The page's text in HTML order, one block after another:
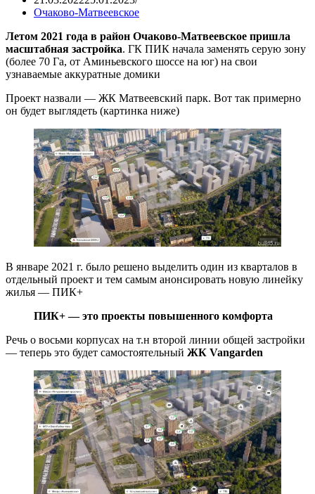
Очаково-Матвеевское
Летом 2021 года в район Очаково-Матвеевское пришла
масштабная застройка. ГК ПИК начала заменять серую зону
(более 70 Га, от Аминьевского шоссе на юг) на свои
узнаваемые аккуратные домики
Проект назвали — ЖК Матвеевский парк. Вот так примерно
он будет выглядеть (картинка ниже)
В январе 2021 г. было решено выделить один из кварталов в
отдельный проект и тем самым анонсировать новую линейку
жилья — ПИК+
ПИК+ — это проекты повышенного комфорта
Речь о восьми корпусах на т.н второй линии общей застройки
— теперь это будет самостоятельный ЖК Vangarden